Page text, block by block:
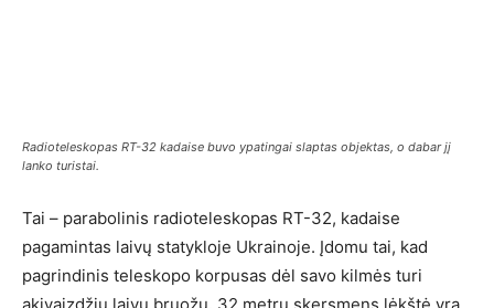
Radioteleskopas RT-32 kadaise buvo ypatingai slaptas objektas, o dabar jį
lanko turistai.
Tai – parabolinis radioteleskopas RT-32, kadaise
pagamintas laivų statykloje Ukrainoje. Įdomu tai, kad
pagrindinis teleskopo korpusas dėl savo kilmės turi
akivaizdžių laivų bruožų. 32 metrų skersmens lėkštė yra